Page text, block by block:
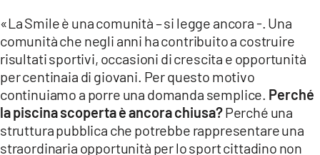
«La Smile è una comunità – si legge ancora -. Una
comunità che negli anni ha contribuito a costruire
risultati sportivi, occasioni di crescita e opportunità
per centinaia di giovani. Per questo motivo
continuiamo a porre una domanda semplice. Perché
la piscina scoperta è ancora chiusa?Perché una
struttura pubblica che potrebbe rappresentare una
straordinaria opportunità per lo sport cittadino non